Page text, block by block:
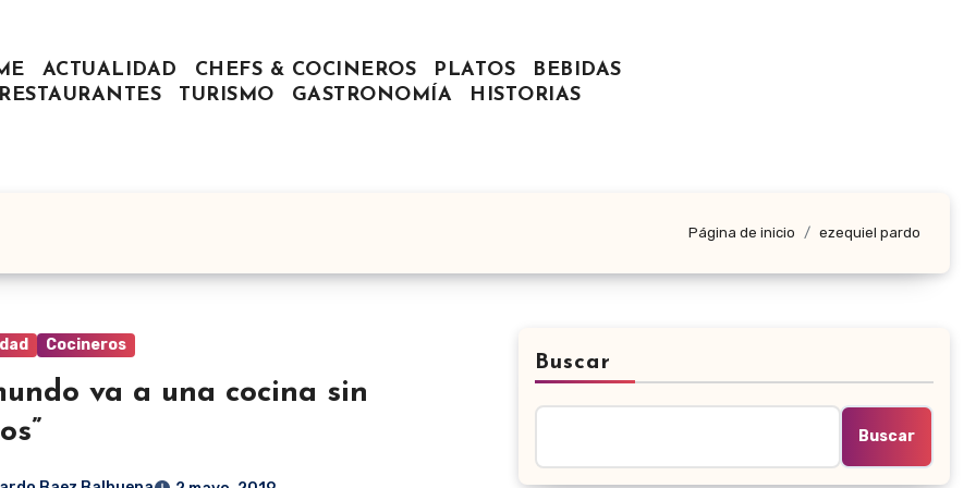
ACTUALIDAD CHEFS & COCINEROS PLATOS
BEBIDAS
RESTAURANTES
TURISMO GASTRONOMÍA HISTORIAS
Página de inicio ezequiel pardo
Cocineros
va a una cocina sin
Buscar
Buscar